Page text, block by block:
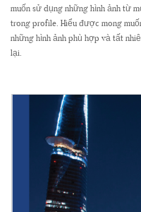
muốn sử dụng những hình ảnh từ
trong profile. Hiểu được mong
những hình ảnh phù hợp và tất
lại.